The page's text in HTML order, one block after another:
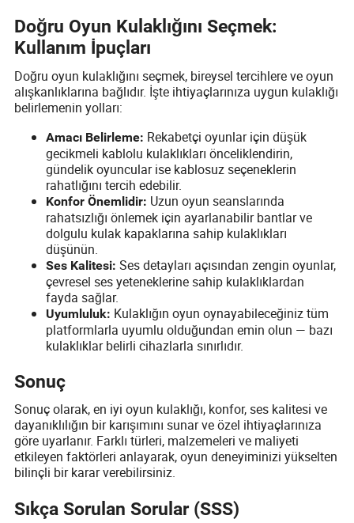
Doğru Oyun Kulaklığını Seçmek:
Kullanım İpuçları
Doğru oyun kulaklığını seçmek, bireysel tercihlere ve oyun
alışkanlıklarına bağlıdır. İşte ihtiyaçlarınıza uygun kulaklığı
belirlemenin yolları:
Amacı Belirleme: Rekabetçi oyunlar için düşük
gecikmeli kablolu kulaklıkları önceliklendirin,
gündelik oyuncular ise kablosuz seçeneklerin
rahatlığını tercih edebilir.
Konfor Önemlidir: Uzun oyun seanslarında
rahatsızlığı önlemek için ayarlanabilir bantlar ve
dolgulu kulak kapaklarına sahip kulaklıkları
düşünün.
Ses Kalitesi: Ses detayları açısından zengin oyunlar,
çevresel ses yeteneklerine sahip kulaklıklardan
fayda sağlar.
Uyumluluk: Kulaklığın oyun oynayabileceğiniz tüm
platformlarla uyumlu olduğundan emin olun — bazı
kulaklıklar belirli cihazlarla sınırlıdır.
Sonuç
Sonuç olarak, en iyi oyun kulaklığı, konfor, ses kalitesi ve
dayanıklılığın bir karışımını sunar ve özel ihtiyaçlarınıza
göre uyarlanır. Farklı türleri, malzemeleri ve maliyeti
etkileyen faktörleri anlayarak, oyun deneyiminizi yükselten
bilinçli bir karar verebilirsiniz.
Sıkça Sorulan Sorular (SSS)